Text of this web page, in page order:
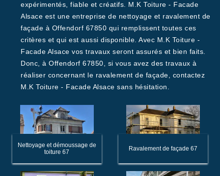
expérimentés, fiable et créatifs. M.K Toiture - Facade
Alsace est une entreprise de nettoyage et ravalement de
façade à Offendorf 67850 qui remplissent toutes ces
critères et qui est aussi disponible. Avec M.K Toiture -
Facade Alsace vos travaux seront assurés et bien faits.
Donc, à Offendorf 67850, si vous avez des travaux à
réaliser concernant le ravalement de façade, contactez
M.K Toiture - Facade Alsace sans hésitation.
Nettoyage et démoussage de
toiture 67
Ravalement de façade 67